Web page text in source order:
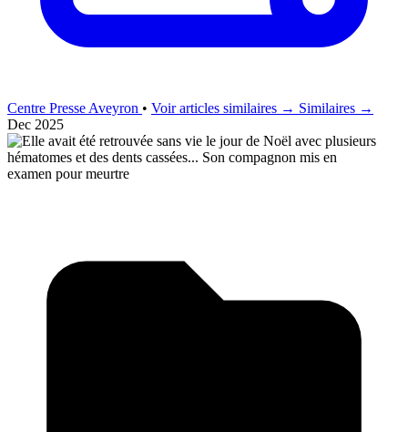
Centre Presse Aveyron • Voir articles similaires → Similaires →
Dec 2025